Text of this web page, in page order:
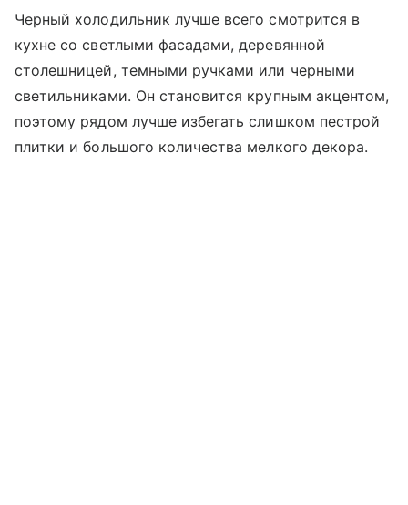
Черный холодильник лучше всего смотрится в
кухне со светлыми фасадами, деревянной
столешницей, темными ручками или черными
светильниками. Он становится крупным акцентом,
поэтому рядом лучше избегать слишком пестрой
плитки и большого количества мелкого декора.